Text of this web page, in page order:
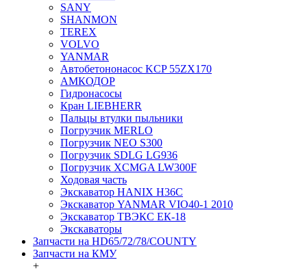
SANY
SHANMON
TEREX
VOLVO
YANMAR
Автобетононасос KCP 55ZX170
АМКОДОР
Гидронасосы
Кран LIEBHERR
Пальцы втулки пыльники
Погрузчик MERLO
Погрузчик NEO S300
Погрузчик SDLG LG936
Погрузчик XCMGA LW300F
Ходовая часть
Экскаватор HANIX H36C
Экскаватор YANMAR VIO40-1 2010
Экскаватор ТВЭКС ЕК-18
Экскаваторы
Запчасти на HD65/72/78/COUNTY
Запчасти на КМУ
+